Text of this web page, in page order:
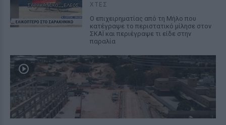
ΧΤΕΣ
Ο επιχειρηματίας από τη Μήλο που
κατέγραψε το περιστατικό μίλησε στον
ΣΚΑΪ και περιέγραψε τι είδε στην
παραλία